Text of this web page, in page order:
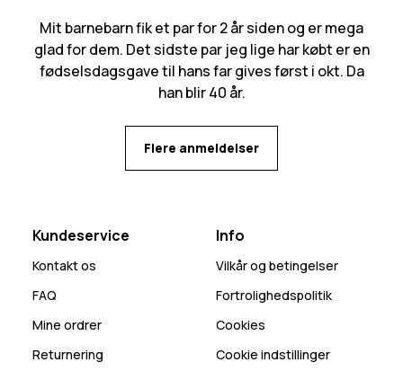
Mit barnebarn fik et par for 2 år siden og er mega
glad for dem. Det sidste par jeg lige har købt er en
fødselsdagsgave til hans far gives først i okt. Da
han blir 40 år.
Flere anmeldelser
Kundeservice
Kontakt os
FAQ
Mine ordrer
Returnering
Info
Vilkår og betingelser
Fortrolighedspolitik
Cookies
Cookie indstillinger